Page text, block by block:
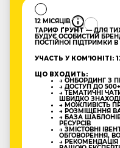
12 МІСЯЦІВ
ТАРИФ ҐРУНТ — ДЛЯ
БУДУЄ ОСОБИСТИЙ
ПОСТІЙНОЇ ПІДТРИМКИ
УЧАСТЬ У КОМʼЮНІТІ:
ЩО ВХОДИТЬ:
→ ОНБОРДИНГ З
→ ДОСТУП ДО
→ ТЕМАТИЧНІ
ШВИДКО
→ МОЖЛИВІСТЬ
→ РОЗМІЩЕННЯ
→ БАЗА
РЕСУРСІВ
→ ЗМІСТОВНІ
ОБГОВОРЕННЯ,
→